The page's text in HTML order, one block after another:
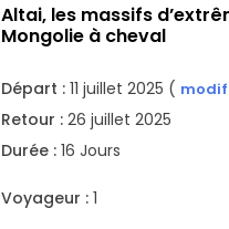
Altai, les massifs
Mongolie à cheval
Départ : 11 juillet 2025 (
Retour : 26 juillet 2025
Durée : 16 Jours
Voyageur : 1